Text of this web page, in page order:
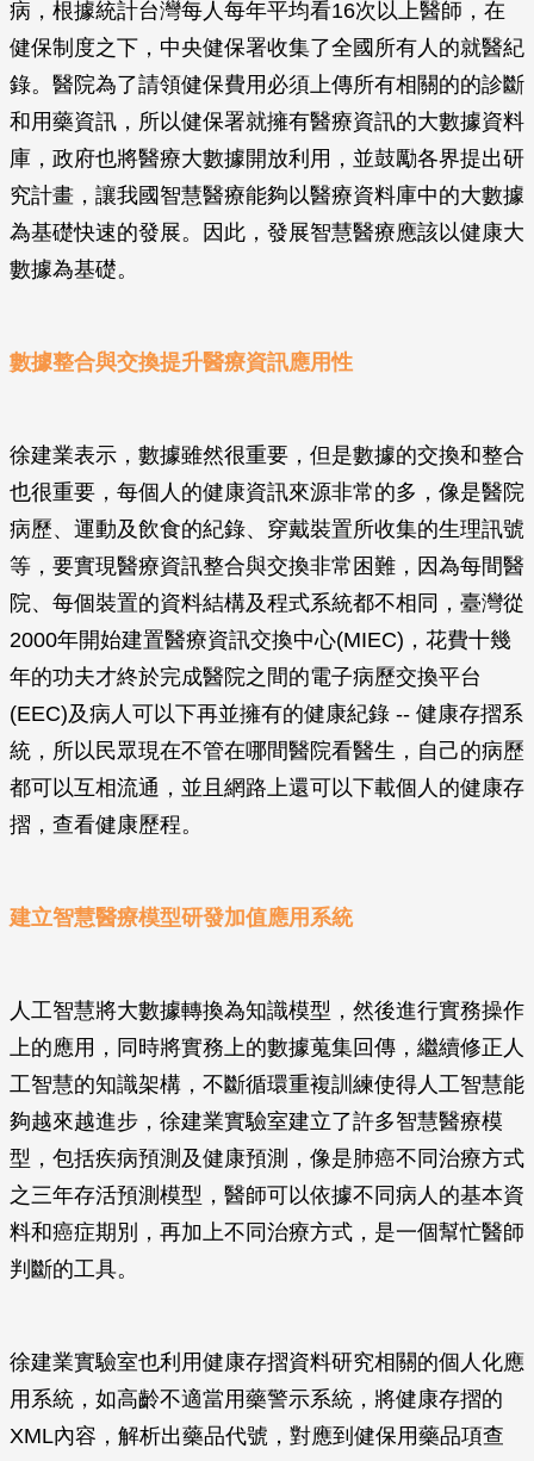
病，根據統計台灣每人每年平均看16次以上醫師，在
健保制度之下，中央健保署收集了全國所有人的就醫紀
錄。醫院為了請領健保費用必須上傳所有相關的的診斷
和用藥資訊，所以健保署就擁有醫療資訊的大數據資料
庫，政府也將醫療大數據開放利用，並鼓勵各界提出研
究計畫，讓我國智慧醫療能夠以醫療資料庫中的大數據
為基礎快速的發展。因此，發展智慧醫療應該以健康大
數據為基礎。
數據整合與交換提升醫療資訊應用性
徐建業表示，數據雖然很重要，但是數據的交換和整合
也很重要，每個人的健康資訊來源非常的多，像是醫院
病歷、運動及飲食的紀錄、穿戴裝置所收集的生理訊號
等，要實現醫療資訊整合與交換非常困難，因為每間醫
院、每個裝置的資料結構及程式系統都不相同，臺灣從
2000年開始建置醫療資訊交換中心(MIEC)，花費十幾
年的功夫才終於完成醫院之間的電子病歷交換平台
(EEC)及病人可以下再並擁有的健康紀錄 -- 健康存摺系
統，所以民眾現在不管在哪間醫院看醫生，自己的病歷
都可以互相流通，並且網路上還可以下載個人的健康存
摺，查看健康歷程。
建立智慧醫療模型研發加值應用系統
人工智慧將大數據轉換為知識模型，然後進行實務操作
上的應用，同時將實務上的數據蒐集回傳，繼續修正人
工智慧的知識架構，不斷循環重複訓練使得人工智慧能
夠越來越進步，徐建業實驗室建立了許多智慧醫療模
型，包括疾病預測及健康預測，像是肺癌不同治療方式
之三年存活預測模型，醫師可以依據不同病人的基本資
料和癌症期別，再加上不同治療方式，是一個幫忙醫師
判斷的工具。
徐建業實驗室也利用健康存摺資料研究相關的個人化應
用系統，如高齡不適當用藥警示系統，將健康存摺的
XML內容，解析出藥品代號，對應到健保用藥品項查